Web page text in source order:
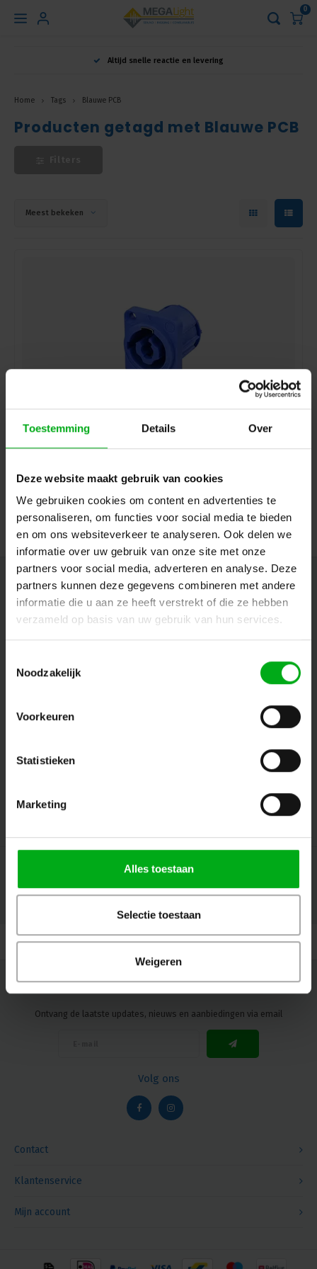
Toestemming Details Over
Deze website maakt gebruik van cookies
We gebruiken cookies om content en advertenties te
personaliseren, om functies voor social media te bieden
en om ons websiteverkeer te analyseren. Ook delen we
informatie over uw gebruik van onze site met onze
partners voor social media, adverteren en analyse. Deze
partners kunnen deze gegevens combineren met andere
informatie die u aan ze heeft verstrekt of die ze hebben
verzameld op basis van uw gebruik van hun services.
Noodzakelijk
Voorkeuren
Statistieken
Marketing
Alles toestaan
Selectie toestaan
Weigeren
Hoofdmenu
Nederlands
Français
0
Altijd snelle reactie en levering
Home Tags Blauwe PCB
Producten getagd met Blauwe PCB
Meest bekeken
7-14 werkdagen
Login voor prijzen
Nieuwsbrief
Mijn account
© Copyright 2026 Megalight sa/nv - Theme by
Contact
Ontvang de laatste updates, nieuws en aanbiedingen via email
Volg ons
Klantenservice
Mijn account